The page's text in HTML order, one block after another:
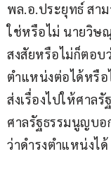
พล.อ.ประยุทธ์ สา
ใช่หรือไม่ นายวิษ
สงสัยหรือไม่ก็ตอบ
ตำแหน่งต่อได้หรือ
ส่งเรื่องไปให้ศาล
ศาลรัฐธรรมนูญบอ
ว่าดำรงตำแหน่งไ